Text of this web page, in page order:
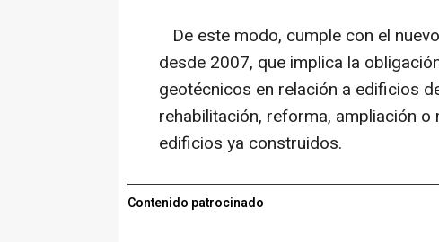
De este modo, cumple con el
desde 2007, que implica la
geotécnicos en relación a edificios
rehabilitación, reforma, ampliación
edificios ya construidos.
Contenido patrocinado